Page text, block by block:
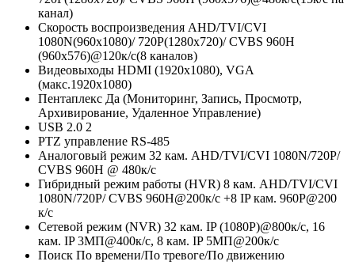
канал)
Скорость воспроизведения AHD/TVI/CVI
1080N(960x1080)/ 720P(1280x720)/ CVBS 960Н
(960x576)@120к/c(8 каналов)
Видеовыходы HDMI (1920х1080), VGA
(макс.1920х1080)
Пентаплекс Да (Мониторинг, Запись, Просмотр,
Архивирование, Удаленное Управление)
USB 2.0 2
PTZ управление RS-485
Аналоговый режим 32 кам. AHD/TVI/CVI 1080N/720P/
CVBS 960H @ 480к/с
Гибридный режим работы (HVR) 8 кам. AHD/TVI/CVI
1080N/720P/ CVBS 960H@200к/с +8 IP кам. 960P@200
к/с
Сетевой режим (NVR) 32 кам. IP (1080P)@800к/с, 16
кам. IP 3МП@400к/с, 8 кам. IP 5МП@200к/с
Поиск По времени/По тревоге/По движению